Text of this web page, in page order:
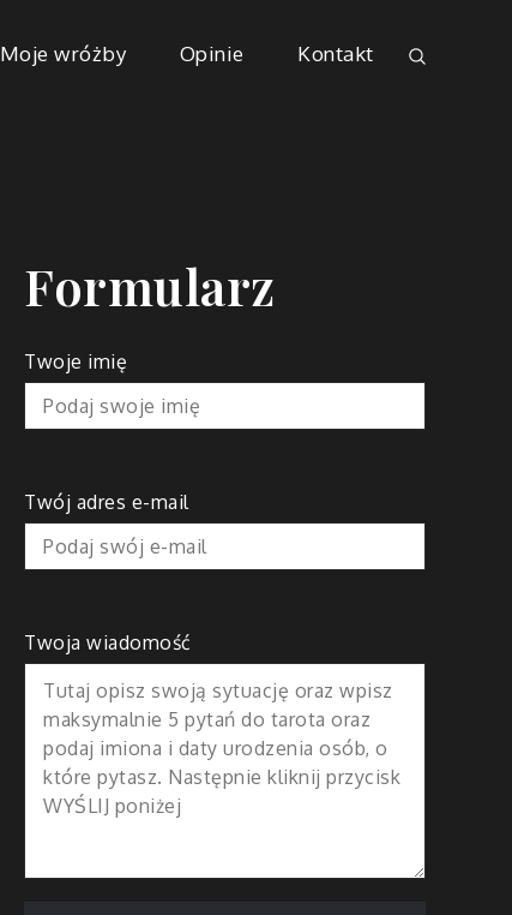
Moje wróżby Opinie Kontakt
Formularz
Twoje imię
Twój adres e-mail
Twoja wiadomość